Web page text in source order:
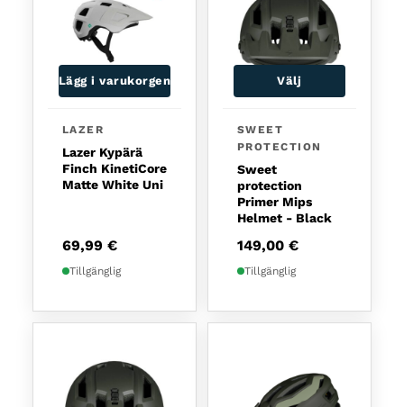
Lägg i varukorgen
LAZER
Lazer Kypärä
Finch KinetiCore
Matte White Uni
69,99 €
Tillgänglig
Välj
SWEET
PROTECTION
Sweet
protection
Primer Mips
Helmet - Black
149,00 €
Tillgänglig